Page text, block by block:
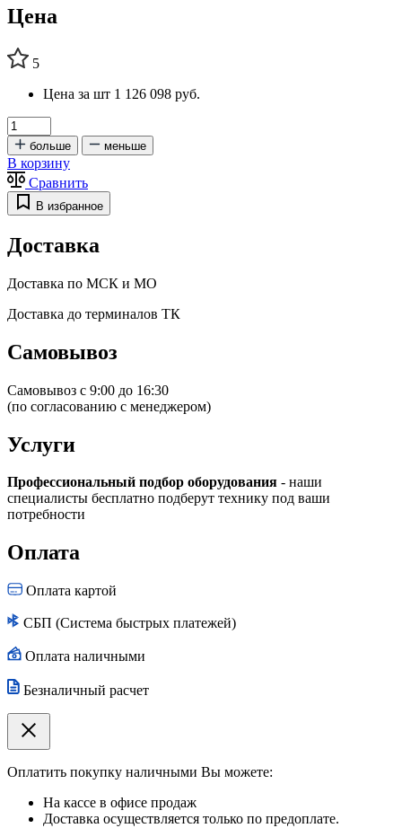
Цена
5
Цена за шт 1 126 098 руб.
больше меньше
В корзину
Сравнить
В избранное
Доставка
Доставка по МСК и МО
Доставка до терминалов ТК
Самовывоз
Самовывоз с 9:00 до 16:30
(по согласованию с менеджером)
Услуги
Профессиональный подбор оборудования - наши
специалисты бесплатно подберут технику под ваши
потребности
Оплата
Оплата картой
СБП (Система быстрых платежей)
Оплата наличными
Безналичный расчет
Оплатить покупку наличными Вы можете:
На кассе в офисе продаж
Доставка осуществляется только по предоплате.